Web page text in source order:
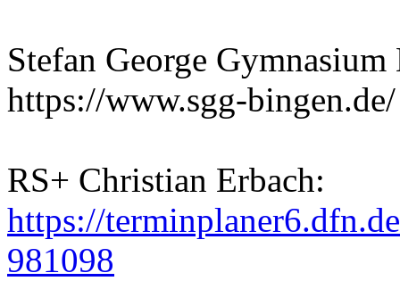
Stefan George
https://www.sgg-bingen.de/
RS+ Christian Erbach:
https://
981098